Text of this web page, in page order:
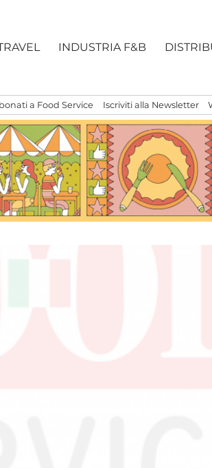
INDUSTRIA F&B
a Food Service Iscriviti alla Newsletter